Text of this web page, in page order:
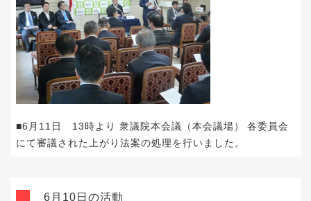
■6月11日 13時より 衆議院本会議（本会議場） 各委員会
にて審議された上がり法案の処理を行いました。
6月10日の活動